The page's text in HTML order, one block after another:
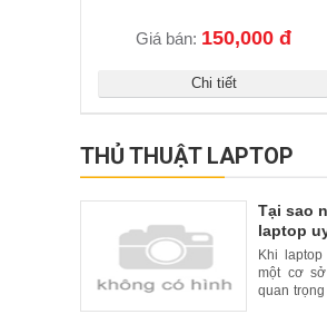
Giá bán: 150,000 đ
Chi tiết
THỦ THUẬT LAPTOP
Tại sao
laptop
Khi
một cơ
quan